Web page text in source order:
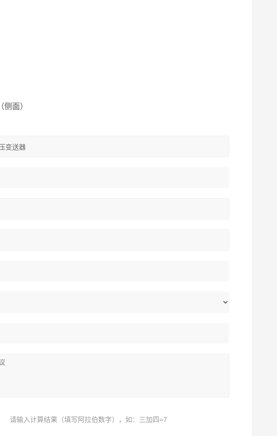
（侧面）
请输入计算结果（填写阿拉伯数字），如：三加四=7